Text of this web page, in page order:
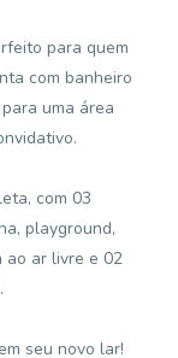
para quem
com banheiro
uma área
com 03
playground,
ao ar livre e 02
seu novo lar!